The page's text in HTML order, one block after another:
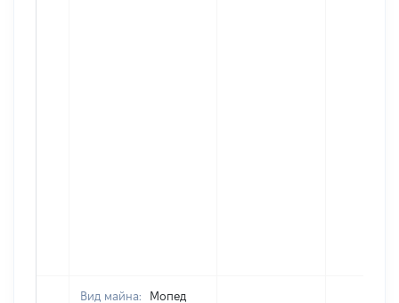
Вид майна:
Мопед